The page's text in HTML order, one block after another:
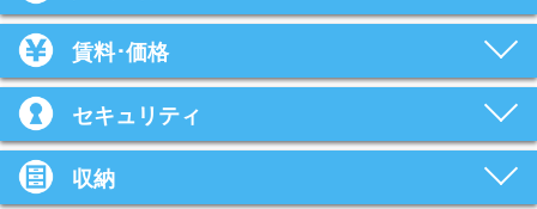
賃料･価格
セキュリティ
収納